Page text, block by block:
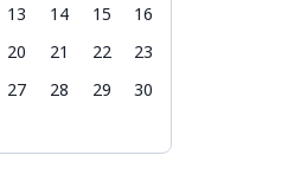
13 14 15
16
20 21 22
23
27 28 29
30